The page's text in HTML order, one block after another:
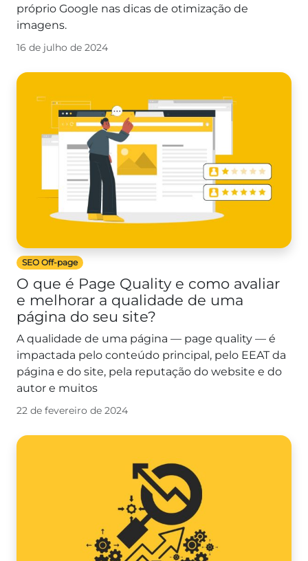
próprio Google nas dicas de otimização de
imagens.
16 de julho de 2024
SEO Off-page
O que é Page Quality e como avaliar
e melhorar a qualidade de uma
página do seu site?
A qualidade de uma página — page quality — é
impactada pelo conteúdo principal, pelo EEAT da
página e do site, pela reputação do website e do
autor e muitos
22 de fevereiro de 2024